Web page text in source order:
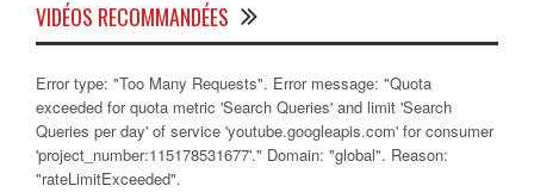
VIDÉOS RECOMMANDÉES
Error type: "Too Many Requests". Error message: "Quota
exceeded for quota metric 'Search Queries' and limit 'Search
Queries per day' of service 'youtube.googleapis.com' for consumer
'project_number:115178531677'." Domain: "global". Reason:
"rateLimitExceeded".